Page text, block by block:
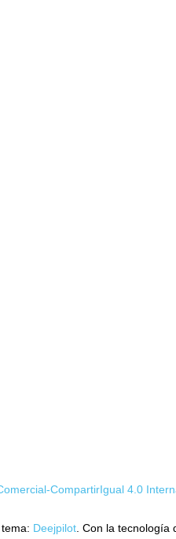
CompartirIgual 4.0
Deejpilot. Con la tecnología